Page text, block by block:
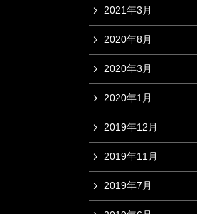
2021年3月
2020年8月
2020年3月
2020年1月
2019年12月
2019年11月
2019年7月